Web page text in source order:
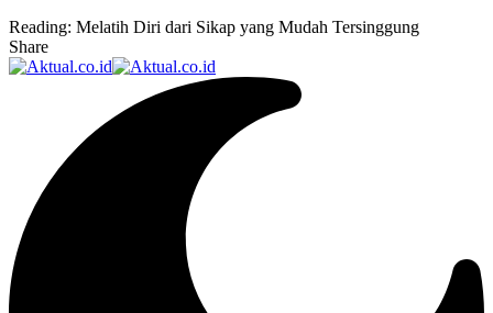
Reading: Melatih Diri dari Sikap yang Mudah Tersinggung
Share